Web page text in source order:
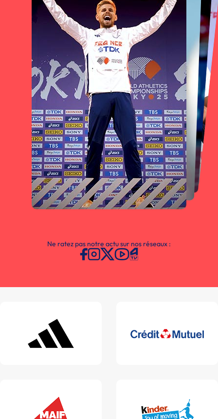
Ne ratez pas notre actu sur nos réseaux :